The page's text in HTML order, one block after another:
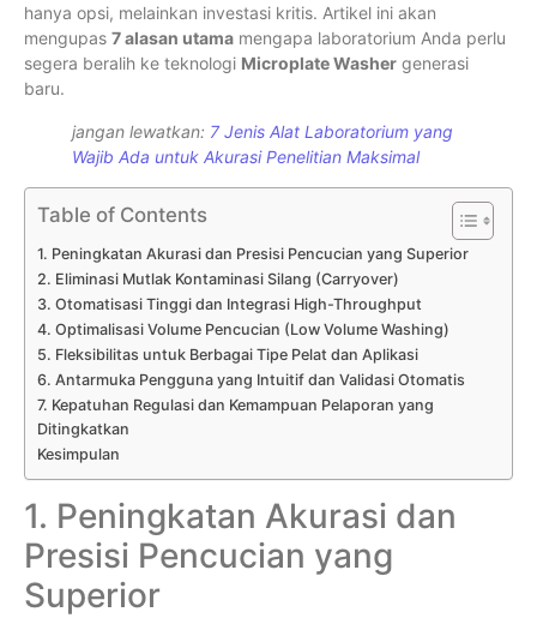
hanya opsi, melainkan investasi kritis. Artikel ini akan
mengupas 7 alasan utama mengapa laboratorium Anda perlu
segera beralih ke teknologi Microplate Washer generasi
baru.
jangan lewatkan: 7 Jenis Alat Laboratorium yang
Wajib Ada untuk Akurasi Penelitian Maksimal
Table of Contents
1. Peningkatan Akurasi dan Presisi Pencucian yang Superior
2. Eliminasi Mutlak Kontaminasi Silang (Carryover)
3. Otomatisasi Tinggi dan Integrasi High-Throughput
4. Optimalisasi Volume Pencucian (Low Volume Washing)
5. Fleksibilitas untuk Berbagai Tipe Pelat dan Aplikasi
6. Antarmuka Pengguna yang Intuitif dan Validasi Otomatis
7. Kepatuhan Regulasi dan Kemampuan Pelaporan yang
Ditingkatkan
Kesimpulan
1. Peningkatan Akurasi dan
Presisi Pencucian yang
Superior